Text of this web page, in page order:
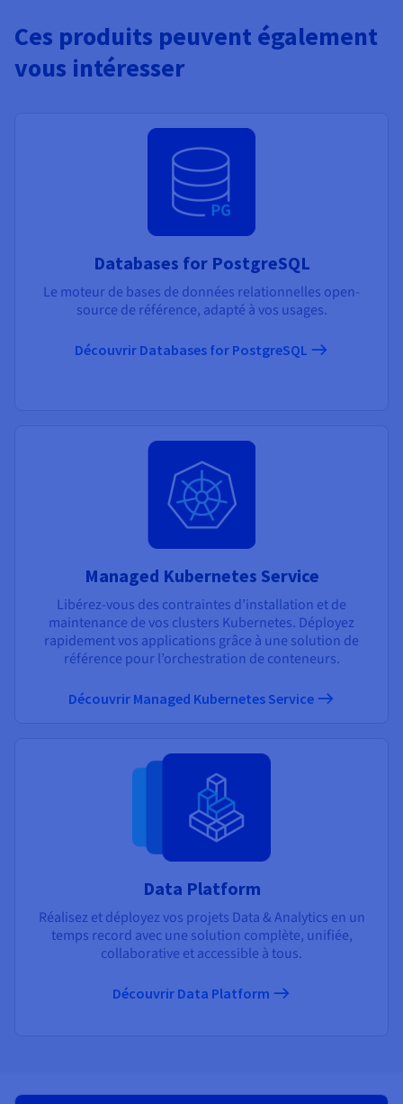
Ces produits peuvent également
vous intéresser
Databases for PostgreSQL
Le moteur de bases de données relationnelles open-
source de référence, adapté à vos usages.
Découvrir Databases for PostgreSQL
Managed Kubernetes Service
Libérez-vous des contraintes d’installation et de
maintenance de vos clusters Kubernetes. Déployez
rapidement vos applications grâce à une solution de
référence pour l’orchestration de conteneurs.
Découvrir Managed Kubernetes Service
Data Platform
Réalisez et déployez vos projets Data & Analytics en un
temps record avec une solution complète, unifiée,
collaborative et accessible à tous.
Découvrir Data Platform